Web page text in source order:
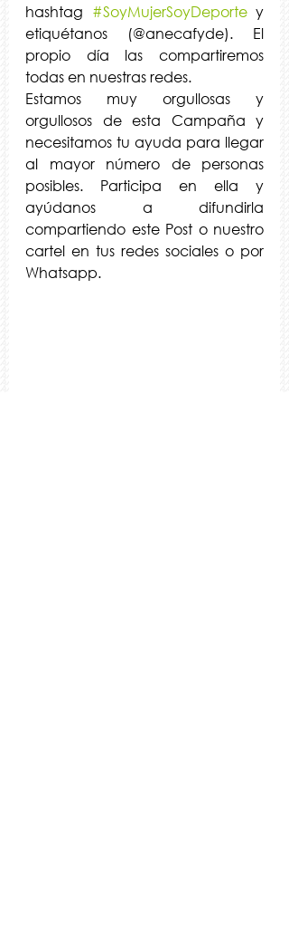
hashtag #SoyMujerSoyDeporte y
etiquétanos (@anecafyde). El
propio día las compartiremos
todas en nuestras redes.
Estamos muy orgullosas y
orgullosos de esta Campaña y
necesitamos tu ayuda para llegar
al mayor número de personas
posibles. Participa en ella y
ayúdanos a difundirla
compartiendo este Post o nuestro
cartel en tus redes sociales o por
Whatsapp.